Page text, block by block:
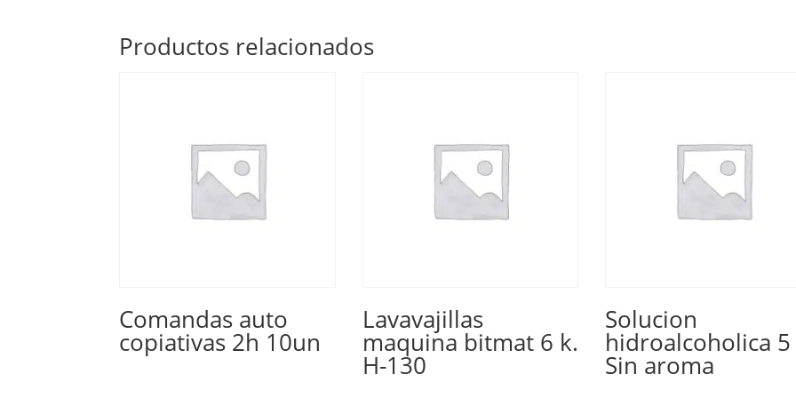
Productos relacionados
Comandas auto
copiativas 2h 10un
Lavavajillas
maquina bitmat 6 k.
H-130
Solucion
hidroalcoholica
Sin aroma